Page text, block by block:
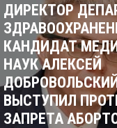
ДИРЕКТОР
КАНДИДАТ
НАУК АЛЕКСЕЙ
ВЫСТУПИЛ
ЗАПРЕТА